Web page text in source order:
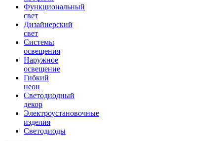
Функциональный
свет
Дизайнерский
свет
Системы
освещения
Наружное
освещение
Гибкий
неон
Светодиодный
декор
Электроустановочные
изделия
Светодиоды